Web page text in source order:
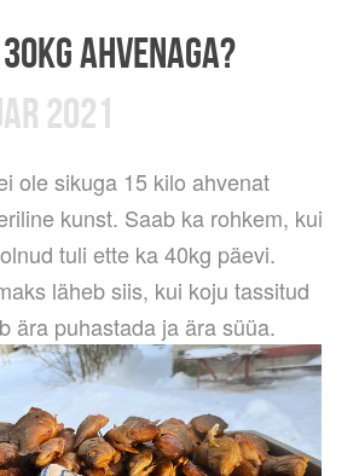
AHVENAGA?
2021
ole sikuga 15 kilo ahvenat
kunst. Saab ka rohkem, kui
tuli ette ka 40kg päevi.
läheb siis, kui koju tassitud
ära puhastada ja ära süüa.